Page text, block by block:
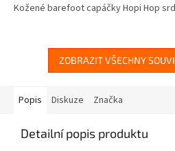
Kožené barefoot capáčky Hopi Hop
ZOBRAZIT VŠECHNY
Popis Diskuze Značka
Detailní popis produktu